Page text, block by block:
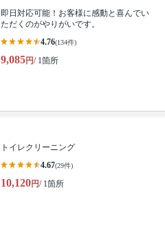
即日対応可能！お客様に感動と喜んでい
ただくのがやりがいです。
4.76(134件)
9,085円/ 1箇所
トイレクリーニング
4.67(29件)
10,120円/ 1箇所